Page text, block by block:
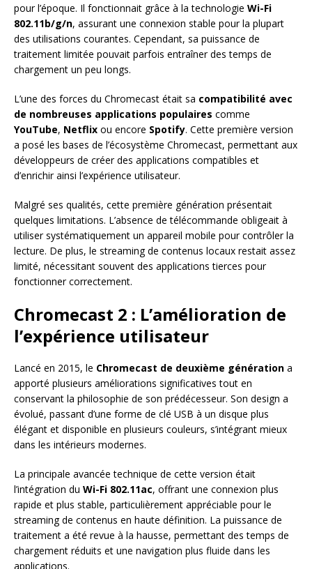
pour l’époque. Il fonctionnait grâce à la technologie Wi-Fi
802.11b/g/n, assurant une connexion stable pour la plupart
des utilisations courantes. Cependant, sa puissance de
traitement limitée pouvait parfois entraîner des temps de
chargement un peu longs.
L’une des forces du Chromecast était sa compatibilité avec
de nombreuses applications populaires comme
YouTube, Netflix ou encore Spotify. Cette première version
a posé les bases de l’écosystème Chromecast, permettant aux
développeurs de créer des applications compatibles et
d’enrichir ainsi l’expérience utilisateur.
Malgré ses qualités, cette première génération présentait
quelques limitations. L’absence de télécommande obligeait à
utiliser systématiquement un appareil mobile pour contrôler la
lecture. De plus, le streaming de contenus locaux restait assez
limité, nécessitant souvent des applications tierces pour
fonctionner correctement.
Chromecast 2 : L’amélioration de
l’expérience utilisateur
Lancé en 2015, le Chromecast de deuxième génération a
apporté plusieurs améliorations significatives tout en
conservant la philosophie de son prédécesseur. Son design a
évolué, passant d’une forme de clé USB à un disque plus
élégant et disponible en plusieurs couleurs, s’intégrant mieux
dans les intérieurs modernes.
La principale avancée technique de cette version était
l’intégration du Wi-Fi 802.11ac, offrant une connexion plus
rapide et plus stable, particulièrement appréciable pour le
streaming de contenus en haute définition. La puissance de
traitement a été revue à la hausse, permettant des temps de
chargement réduits et une navigation plus fluide dans les
applications.